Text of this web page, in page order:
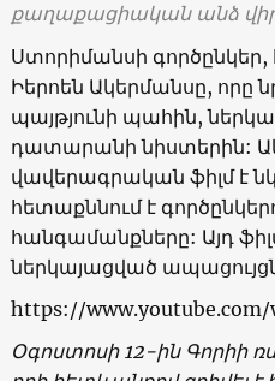
քաղաքացիական անձ
Ստորիմանսի գործընկեր,
Իերոեն Ակերմանսը, որը
պայթյունի պահին,
դատարանի նիստերին:
վավերագրական ֆիլմ է
հետաքննում է
հանգամանքները: Այդ
ներկայացված
https://www.youtube.com/
Օգոստոսի 12-ին Գորիի